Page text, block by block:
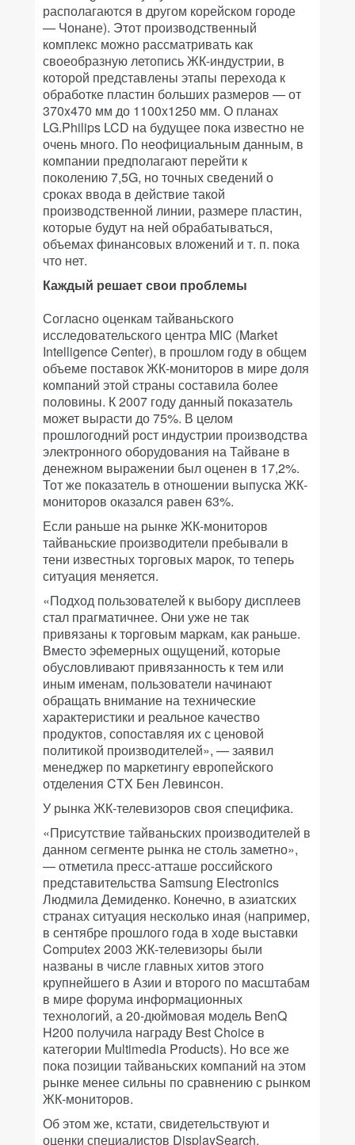
располагаются в другом корейском городе
— Чонане). Этот производственный
комплекс можно рассматривать как
своеобразную летопись ЖК-индустрии, в
которой представлены этапы перехода к
обработке пластин больших размеров — от
370x470 мм до 1100x1250 мм. О планах
LG.Philips LCD на будущее пока известно не
очень много. По неофициальным данным, в
компании предполагают перейти к
поколению 7,5G, но точных сведений о
сроках ввода в действие такой
производственной линии, размере пластин,
которые будут на ней обрабатываться,
объемах финансовых вложений и т. п. пока
что нет.
Каждый решает свои проблемы
Согласно оценкам тайваньского
исследовательского центра MIC (Market
Intelligence Center), в прошлом году в общем
объеме поставок ЖК-мониторов в мире доля
компаний этой страны составила более
половины. К 2007 году данный показатель
может вырасти до 75%. В целом
прошлогодний рост индустрии производства
электронного оборудования на Тайване в
денежном выражении был оценен в 17,2%.
Тот же показатель в отношении выпуска ЖК-
мониторов оказался равен 63%.
Если раньше на рынке ЖК-мониторов
тайваньские производители пребывали в
тени известных торговых марок, то теперь
ситуация меняется.
«Подход пользователей к выбору дисплеев
стал прагматичнее. Они уже не так
привязаны к торговым маркам, как раньше.
Вместо эфемерных ощущений, которые
обусловливают привязанность к тем или
иным именам, пользователи начинают
обращать внимание на технические
характеристики и реальное качество
продуктов, сопоставляя их с ценовой
политикой производителей», — заявил
менеджер по маркетингу европейского
отделения CTX Бен Левинсон.
У рынка ЖК-телевизоров своя специфика.
«Присутствие тайваньских производителей в
данном сегменте рынка не столь заметно»,
— отметила пресс-атташе российского
представительства Samsung Electronics
Людмила Демиденко. Конечно, в азиатских
странах ситуация несколько иная (например,
в сентябре прошлого года в ходе выставки
Computex 2003 ЖК-телевизоры были
названы в числе главных хитов этого
крупнейшего в Азии и второго по масштабам
в мире форума информационных
технологий, а 20-дюймовая модель BenQ
H200 получила награду Best Choice в
категории Multimedia Products). Но все же
пока позиции тайваньских компаний на этом
рынке менее сильны по сравнению с рынком
ЖК-мониторов.
Об этом же, кстати, свидетельствуют и
оценки специалистов DisplaySearch.